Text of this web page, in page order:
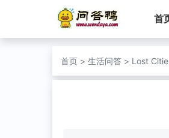
首
首页 > 生活问答 > Lost